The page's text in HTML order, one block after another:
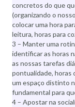
concretos do que
(organizando o
colocar uma hora
leitura, horas para
3 – Manter uma
identificar as horas
as nossas tarefas
pontualidade, horas
um espaço distinto
fundamental para
4 – Apostar na